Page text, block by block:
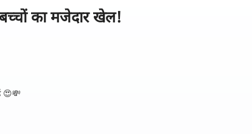
का मजेदार खेल!
😍💸